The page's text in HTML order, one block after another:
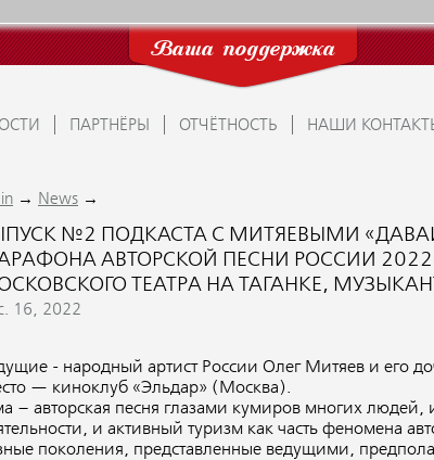
Ваша поддержка
ПАРТНЁРЫ ОТЧЁТНОСТЬ НАШИ
→ News →
№2 ПОДКАСТА С МИТЯЕВЫМИ
АВТОРСКОЙ ПЕСНИ РОССИИ
ТЕАТРА НА ТАГАНКЕ,
16, 2022
- народный артист России Олег Митяев и его
— киноклуб «Эльдар» (Москва).
– авторская песня глазами кумиров многих людей,
и активный туризм как часть феномена
поколения, представленные ведущими,